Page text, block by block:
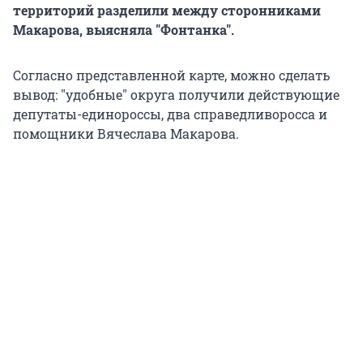
территорий разделили между сторонниками
Макарова, выясняла "Фонтанка".
Согласно представленной карте, можно сделать
вывод: "удобные" округа получили действующие
депутаты-единороссы, два справедливоросса и
помощники Вячеслава Макарова.